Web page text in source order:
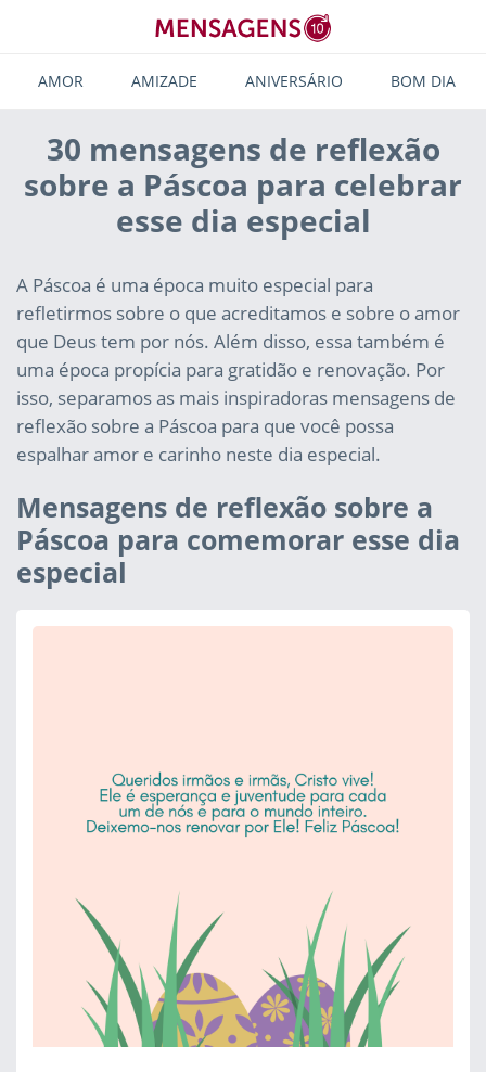
AMOR AMIZADE ANIVERSÁRIO BOM DIA
30 mensagens de reflexão
sobre a Páscoa para celebrar
esse dia especial
A Páscoa é uma época muito especial para
refletirmos sobre o que acreditamos e sobre o amor
que Deus tem por nós. Além disso, essa também é
uma época propícia para gratidão e renovação. Por
isso, separamos as mais inspiradoras mensagens de
reflexão sobre a Páscoa para que você possa
espalhar amor e carinho neste dia especial.
Mensagens de reflexão sobre a
Páscoa para comemorar esse dia
especial